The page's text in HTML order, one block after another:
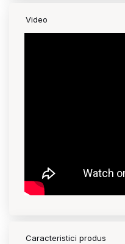
Video
Caracteristici produs